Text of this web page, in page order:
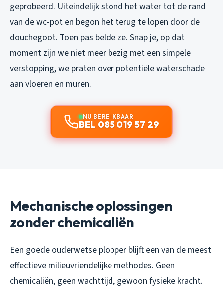
geprobeerd. Uiteindelijk stond het water tot de rand
van de wc-pot en begon het terug te lopen door de
douchegoot. Toen pas belde ze. Snap je, op dat
moment zijn we niet meer bezig met een simpele
verstopping, we praten over potentiële waterschade
aan vloeren en muren.
NU BEREIKBAAR
BEL 085 019 57 29
Mechanische oplossingen
zonder chemicaliën
Een goede ouderwetse plopper blijft een van de meest
effectieve milieuvriendelijke methodes. Geen
chemicaliën, geen wachttijd, gewoon fysieke kracht.